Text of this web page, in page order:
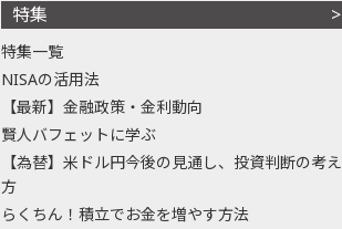
特集
特集一覧
NISAの活用法
【最新】金融政策・金利動向
賢人バフェットに学ぶ
【為替】米ドル円今後の見通し、投資判断の考え
方
らくちん！積立でお金を増やす方法